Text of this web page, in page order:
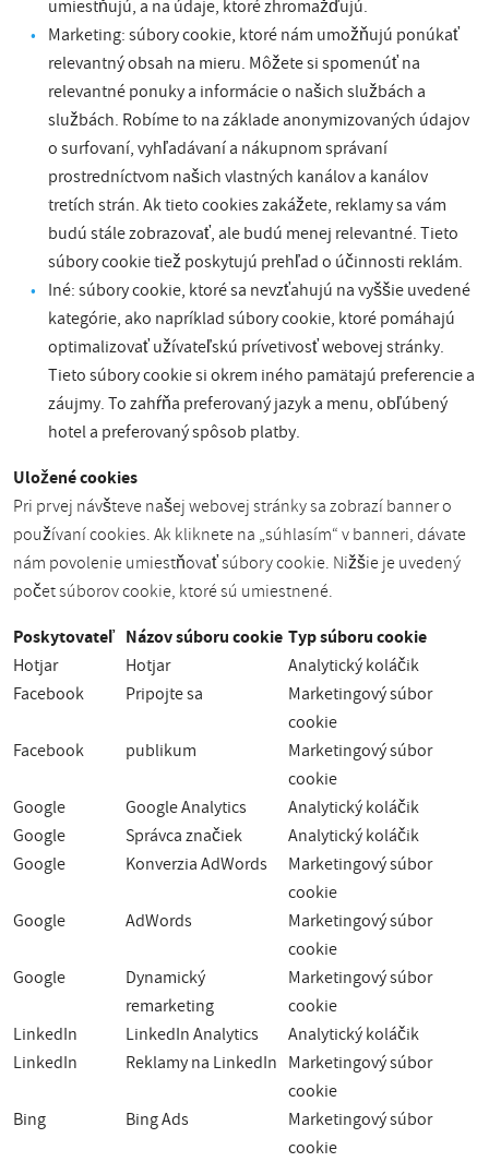
umiestňujú, a na údaje, ktoré zhromažďujú.
Marketing: súbory cookie, ktoré nám umožňujú ponúkať
relevantný obsah na mieru. Môžete si spomenúť na
relevantné ponuky a informácie o našich službách a
službách. Robíme to na základe anonymizovaných údajov
o surfovaní, vyhľadávaní a nákupnom správaní
prostredníctvom našich vlastných kanálov a kanálov
tretích strán. Ak tieto cookies zakážete, reklamy sa vám
budú stále zobrazovať, ale budú menej relevantné. Tieto
súbory cookie tiež poskytujú prehľad o účinnosti reklám.
Iné: súbory cookie, ktoré sa nevzťahujú na vyššie uvedené
kategórie, ako napríklad súbory cookie, ktoré pomáhajú
optimalizovať užívateľskú prívetivosť webovej stránky.
Tieto súbory cookie si okrem iného pamätajú preferencie a
záujmy. To zahŕňa preferovaný jazyk a menu, obľúbený
hotel a preferovaný spôsob platby.
Uložené cookies
Pri prvej návšteve našej webovej stránky sa zobrazí banner o
používaní cookies. Ak kliknete na „súhlasím“ v banneri, dávate
nám povolenie umiestňovať súbory cookie. Nižšie je uvedený
počet súborov cookie, ktoré sú umiestnené.
Poskytovateľ Názov súboru cookie Typ súboru cookie
Hotjar Hotjar
Analytický koláčik
Facebook
Pripojte sa
Marketingový súbor
cookie
Facebook
publikum
Marketingový súbor
cookie
Google
Google Analytics
Analytický koláčik
Google
Správca značiek
Analytický koláčik
Google
Konverzia AdWords
Marketingový súbor
cookie
Google
AdWords
Marketingový súbor
cookie
Google
Dynamický
remarketing
Marketingový súbor
cookie
LinkedIn
LinkedIn Analytics
Analytický koláčik
LinkedIn
Reklamy na LinkedIn Marketingový súbor
cookie
Bing
Bing Ads
Marketingový súbor
cookie